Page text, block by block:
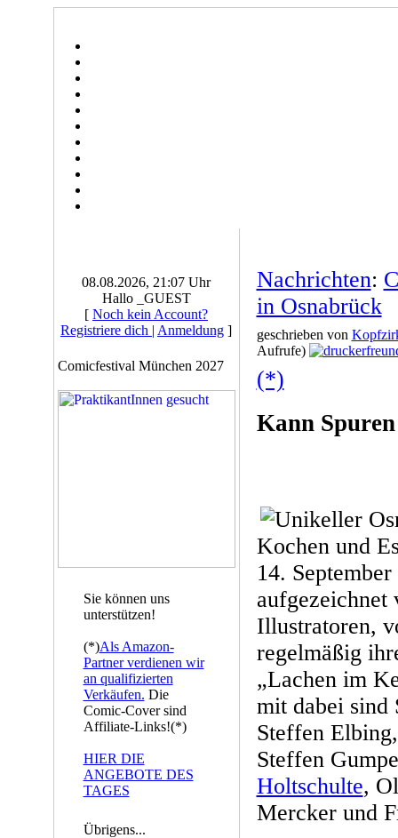
08.08.2026, 21:07 Uhr
Hallo _GUEST
[ Noch kein Account?
Registriere dich | Anmeldung ]
Comicfestival München 2027
Sie können uns
unterstützen!
(*)Als Amazon-
Partner verdienen wir
an qualifizierten
Verkäufen. Die
Comic-Cover sind
Affiliate-Links!(*)
HIER DIE
ANGEBOTE DES
TAGES
Übrigens...
Nachrichten:
in Osnabrück
geschrieben von
Aufrufe)
(*)
Kann
Kochen und
14.
aufgezeichnet
Illustratoren,
regelmäßig
„Lachen im
mit dabei sind
Steffen
Steffen
Holtschulte,
Mercker und